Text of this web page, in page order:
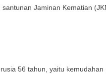
santunan Jaminan Kematian
56 tahun, yaitu